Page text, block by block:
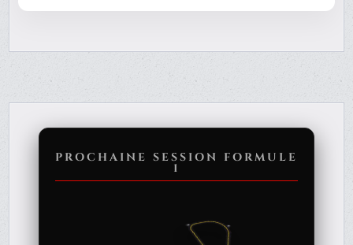
PROCHAINE SESSION FORMULE
1